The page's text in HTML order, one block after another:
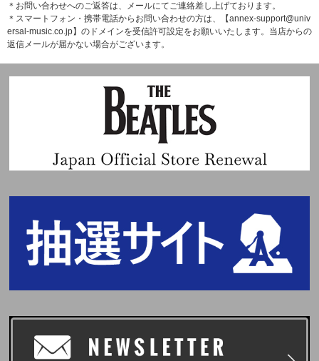
＊お問い合わせへのご返答は、メールにてご連絡差し上げております。
＊スマートフォン・携帯電話からお問い合わせの方は、【annex-support@univ
ersal-music.co.jp】のドメインを受信許可設定をお願いいたします。当店からの
返信メールが届かない場合がございます。